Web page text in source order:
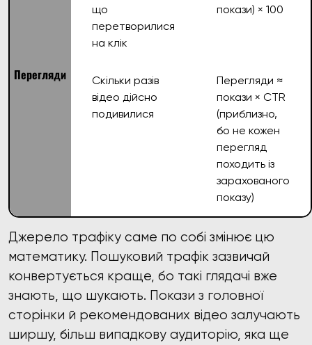
що
перетворилися
на клік
покази) × 100
Перегляди
Скільки разів
відео дійсно
подивилися
Перегляди ≈
покази × CTR
(приблизно,
бо не кожен
перегляд
походить із
зарахованого
показу)
Джерело трафіку саме по собі змінює цю
математику. Пошуковий трафік зазвичай
конвертується краще, бо такі глядачі вже
знають, що шукають. Покази з головної
сторінки й рекомендованих відео залучають
ширшу, більш випадкову аудиторію, яка ще